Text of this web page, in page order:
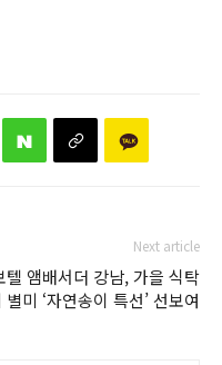
Next article
텔 앰배서더 강남, 가을 식탁
별미 ‘자연송이 특선’ 선보여